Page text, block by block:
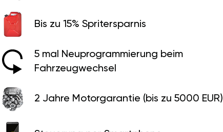
Bis zu 15% Spritersparnis
5 mal Neuprogrammierung beim
Fahrzeugwechsel
2 Jahre Motorgarantie (bis zu 5000 EUR)